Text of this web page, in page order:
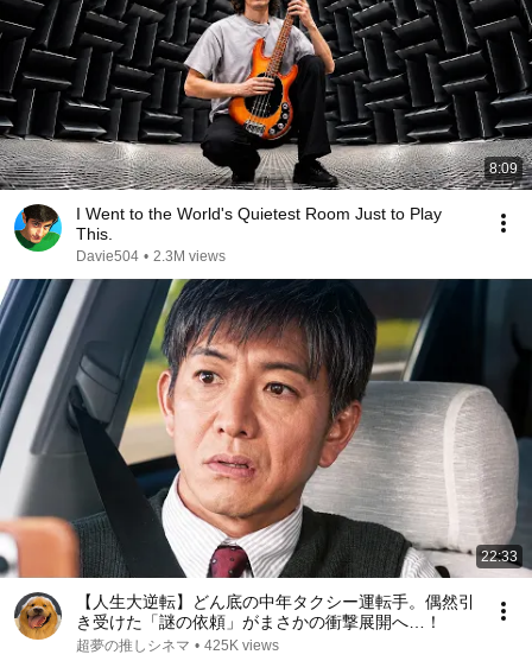
8:09
I Went to the World's Quietest Room Just to Play
This.
Davie504 • 2.3M views
22:33
【人生大逆転】どん底の中年タクシー運転手。偶然引
き受けた「謎の依頼」がまさかの衝撃展開へ…！
超夢の推しシネマ • 425K views